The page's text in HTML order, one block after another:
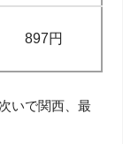
897円
いで関西、最